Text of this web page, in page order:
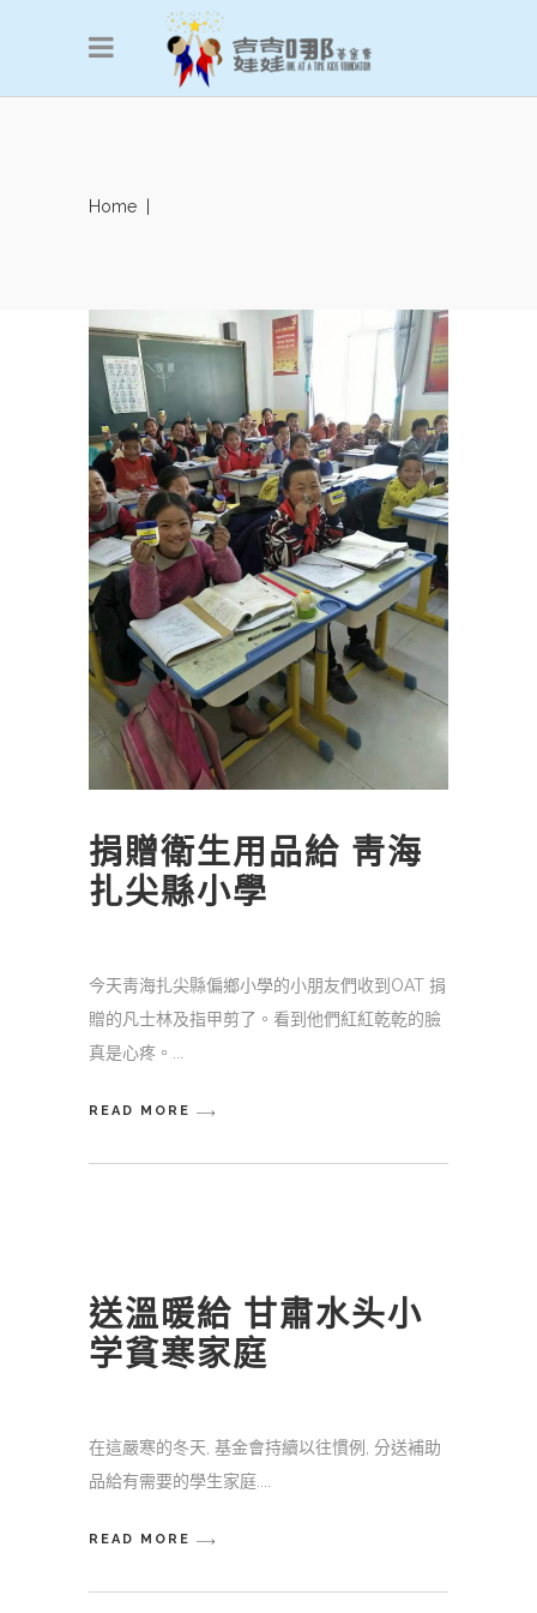
Home
捐贈衛生用品給 靑海
扎尖縣小學
今天靑海扎尖縣偏鄉小學的小朋友們收到OAT 捐
贈的凡士林及指甲剪了。看到他們紅紅乾乾的臉
真是心疼。
READ MORE
送溫暖給 甘肅水头小
学貧寒家庭
在這嚴寒的冬天, 基金會持續以往慣例, 分送補助
品給有需要的學生家庭.
READ MORE